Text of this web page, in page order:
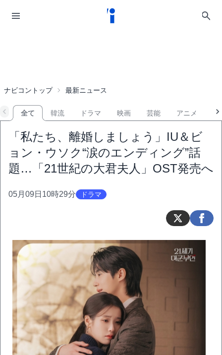
ナビコントップ 最新ニュース
全て 韓流 ドラマ 映画 芸能 アニメ
「私たち、離婚しましょう」IU＆ビ
ョン・ウソク“涙のエンディング”話
題…「21世紀の大君夫人」OST発売へ
05月09日10時29分 ドラマ